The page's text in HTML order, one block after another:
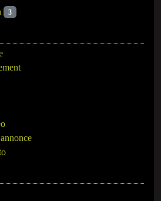
3